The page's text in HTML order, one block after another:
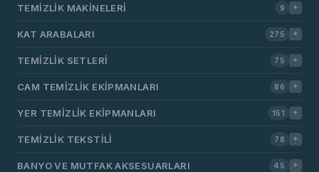
TEMIZLIK MAKINELERI 9
KAT ARABALARI 275
TEMIZLIK SETLERI 75
CAM TEMIZLIK EKIPMANLARI 86
YER TEMIZLIK EKIPMANLARI 151
TEMIZLIK TEKSTILI 78
BANYO VE MUTFAK AKSESUARLARI 45